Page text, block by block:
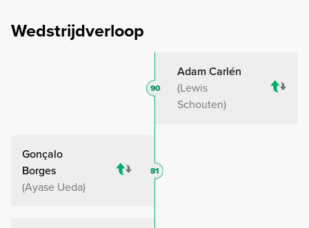
Wedstrijdverloop
Adam Carlén
Lewis
Schouten
90
Gonçalo
Borges
Ayase Ueda
81